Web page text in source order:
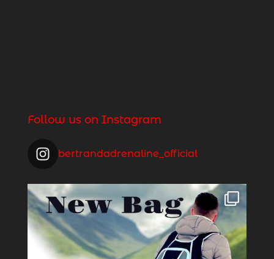
Follow us on Instagram
bertrandadrenaline_official